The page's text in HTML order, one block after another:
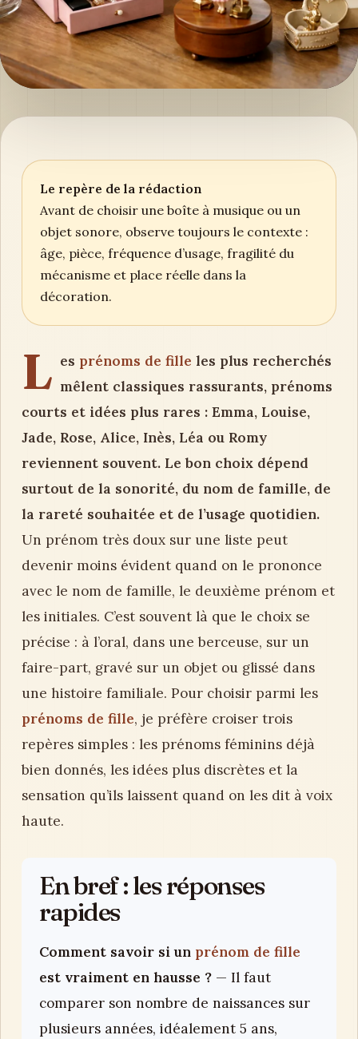
Le repère de la rédaction
Avant de choisir une boîte à musique ou un
objet sonore, observe toujours le contexte :
âge, pièce, fréquence d’usage, fragilité du
mécanisme et place réelle dans la
décoration.
L es prénoms de fille les plus recherchés
mêlent classiques rassurants, prénoms
courts et idées plus rares : Emma, Louise,
Jade, Rose, Alice, Inès, Léa ou Romy
reviennent souvent. Le bon choix dépend
surtout de la sonorité, du nom de famille, de
la rareté souhaitée et de l’usage quotidien.
Un prénom très doux sur une liste peut
devenir moins évident quand on le prononce
avec le nom de famille, le deuxième prénom et
les initiales. C’est souvent là que le choix se
précise : à l’oral, dans une berceuse, sur un
faire-part, gravé sur un objet ou glissé dans
une histoire familiale. Pour choisir parmi les
prénoms de fille, je préfère croiser trois
repères simples : les prénoms féminins déjà
bien donnés, les idées plus discrètes et la
sensation qu’ils laissent quand on les dit à voix
haute.
En bref : les réponses
rapides
Comment savoir si un prénom de fille
est vraiment en hausse ? — Il faut
comparer son nombre de naissances sur
plusieurs années, idéalement 5 ans,